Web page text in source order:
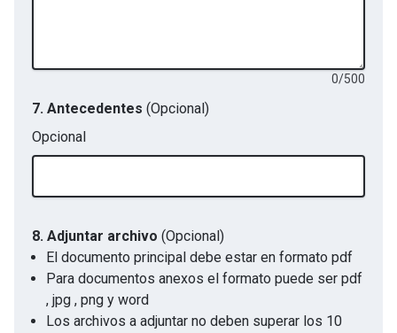
0/500
7. Antecedentes (Opcional)
Opcional
8. Adjuntar archivo (Opcional)
El documento principal debe estar en formato pdf
Para documentos anexos el formato puede ser pdf
, jpg , png y word
Los archivos a adjuntar no deben superar los 10